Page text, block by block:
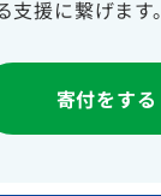
支援に繋げます。
寄付をする